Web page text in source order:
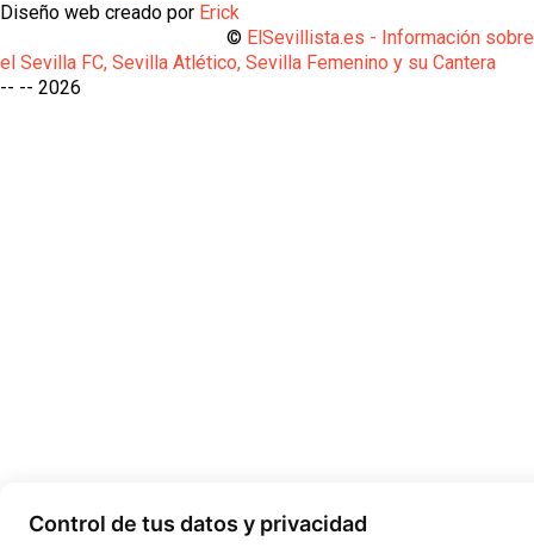
Diseño web creado por Erick
© ElSevillista.es - Información sobre
el Sevilla FC, Sevilla Atlético, Sevilla Femenino y su Cantera
-- --
Control de tus datos y privacidad
2026